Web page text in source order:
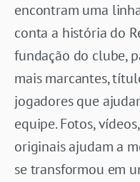
encontram uma
conta a história do
fundação do clube,
mais marcantes,
jogadores que
equipe. Fotos,
originais ajudam a
se transformou em